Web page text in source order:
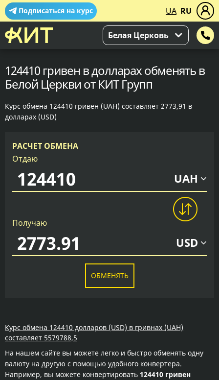
Подписаться на курс UA RU
Белая Церковь
124410 гривен в долларах обменять в
Белой Церкви от КИТ Групп
Курс обмена 124410 гривен (UAH) составляет 2773,91 в
долларах (USD)
РАСЧЕТ ОБМЕНА
Отдаю
UAH
Получаю
USD
ОБМЕНЯТЬ
Курс обмена 124410 долларов (USD) в гривнах (UAH)
составляет 5579788,5
На нашем сайте вы можете легко и быстро обменять одну
валюту на другую с помощью удобного конвертера.
Например, вы можете конвертировать 124410 гривен